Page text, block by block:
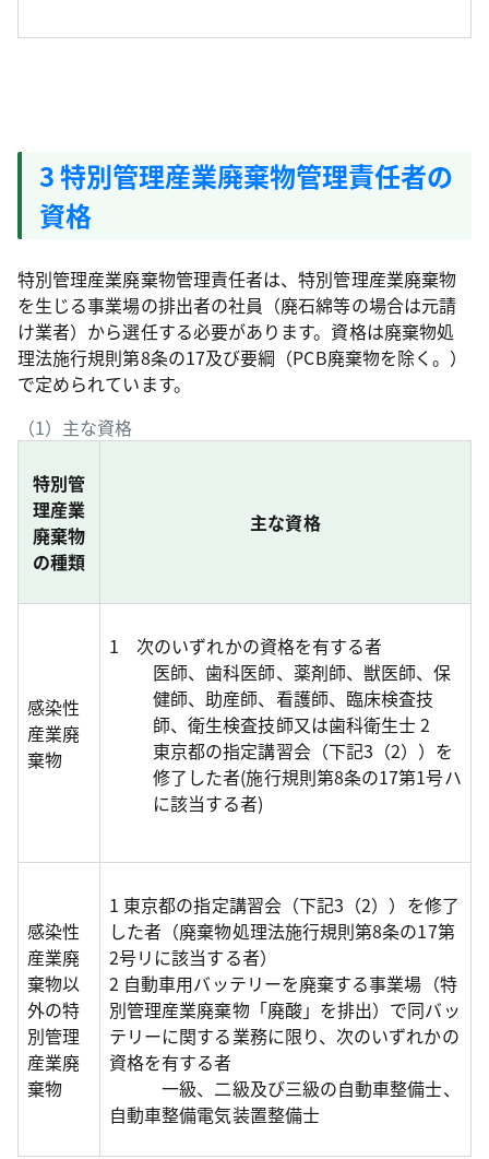
3 特別管理産業廃棄物管理責任者の
資格
特別管理産業廃棄物管理責任者は、特別管理産業廃棄物
を生じる事業場の排出者の社員（廃石綿等の場合は元請
け業者）から選任する必要があります。資格は廃棄物処
理法施行規則第8条の17及び要綱（PCB廃棄物を除く。）
で定められています。
（1）主な資格
特別管
理産業
廃棄物
の種類
主な資格
感染性
産業廃
棄物
1 次のいずれかの資格を有する者
医師、歯科医師、薬剤師、獣医師、保
健師、助産師、看護師、臨床検査技
師、衛生検査技師又は歯科衛生士 2
東京都の指定講習会（下記3（2））を
修了した者(施行規則第8条の17第1号ハ
に該当する者)
感染性
産業廃
棄物以
外の特
別管理
産業廃
棄物
1 東京都の指定講習会（下記3（2））を修了
した者（廃棄物処理法施行規則第8条の17第
2号リに該当する者）
2 自動車用バッテリーを廃棄する事業場（特
別管理産業廃棄物「廃酸」を排出）で同バッ
テリーに関する業務に限り、次のいずれかの
資格を有する者
一級、二級及び三級の自動車整備士、
自動車整備電気装置整備士